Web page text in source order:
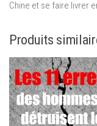
Chine et se faire livrer
Produits